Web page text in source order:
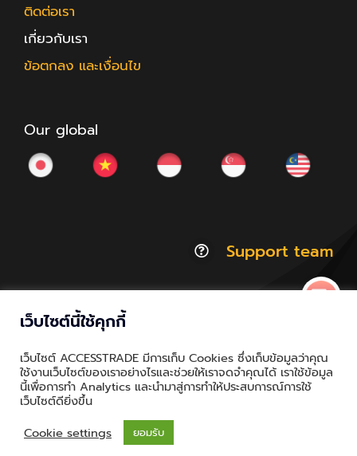
ติดต่อเรา
เกี่ยวกับเรา
ข้อตกลง และเงื่อนไข
Our global
Support team
Thailand.a | All Rights Reserved
Privacy & Policy | Cookie Policy
เว็บไซต์นี้ใช้คุกกี้
เว็บไซต์ ACCESSTRADE มีการเก็บ Cookies ซึ่งเก็บข้อมูลว่าคุณ
ใช้งานเว็บไซต์ของเราอย่างไรและช่วยให้เราจดจำคุณได้ เราใช้ข้อมูล
นี้เพื่อการทำ Analytics และนำมาสู่การทำให้ประสบการณ์การใช้
เว็บไซต์ดียิ่งขึ้น
Cookie settings
ยอมรับ